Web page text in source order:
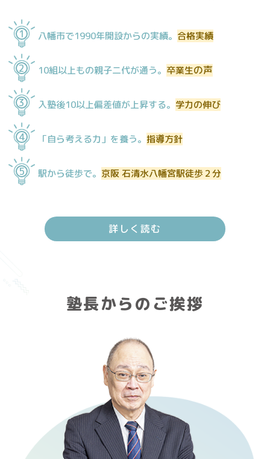
1 八幡市で1990年開設からの実績。 合格実績
2 10組以上もの親子二代が通う。 卒業生の声
3 入塾後10以上偏差値が上昇する。 学力の伸び
4 「自ら考える力」を養う。 指導方針
5 駅から徒歩で。 京阪 石清水八幡宮駅徒歩２分
詳しく読む
塾長からのご挨拶